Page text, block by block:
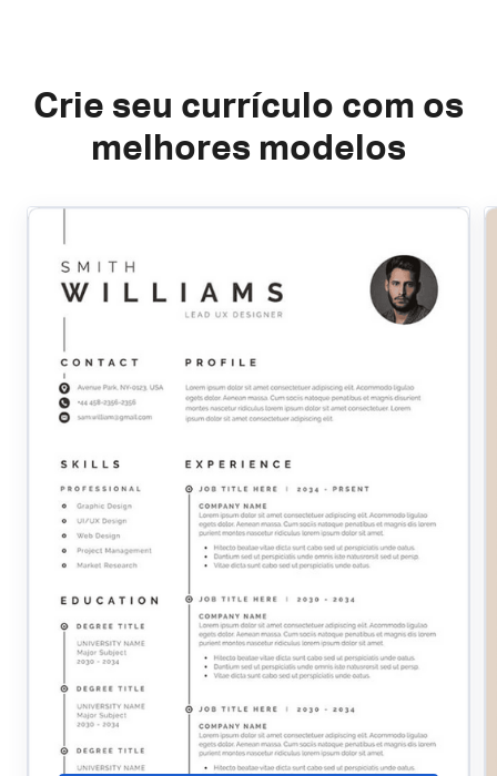
Crie seu currículo com os
melhores modelos